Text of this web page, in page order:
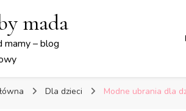
mada
mamy – blog
Dla dzieci Modne ubrania dla